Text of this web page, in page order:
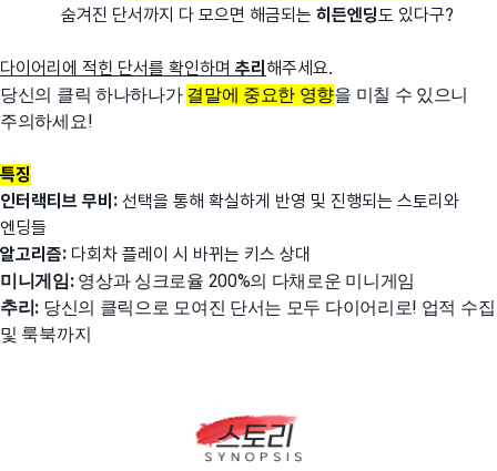
숨겨진 단서까지 다 모으면 해금되는 히든엔딩도 있다구?
다이어리에 적힌 단서를 확인하며 추리 해주세요.
당신의 클릭 하나하나가 결말에 중요한 영향을 미칠 수 있으니
주의하세요!
특징
인터랙티브 무비: 선택을 통해 확실하게 반영 및 진행되는 스토리와
엔딩들
알고리즘: 다회차 플레이 시 바뀌는 키스 상대
미니게임: 영상과 싱크로율 200%의 다채로운 미니게임
추리: 당신의 클릭으로 모여진 단서는 모두 다이어리로! 업적 수집
및 룩북까지